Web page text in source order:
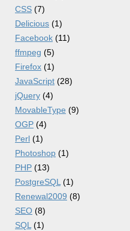
CSS (7)
Delicious (1)
Facebook (11)
ffmpeg (5)
Firefox (1)
JavaScript (28)
jQuery (4)
MovableType (9)
OGP (4)
Perl (1)
Photoshop (1)
PHP (13)
PostgreSQL (1)
Renewal2009 (8)
SEO (8)
SQL (1)